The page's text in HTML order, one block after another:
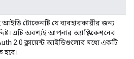
আইডি টোকেনটি যে ব্যবহারকারীর জন্য
এটি অবশ্যই আপনার অ্যাপ্লিকেশনের
2.0 ক্লায়েন্ট আইডিগুলোর মধ্যে একটি
হবে।